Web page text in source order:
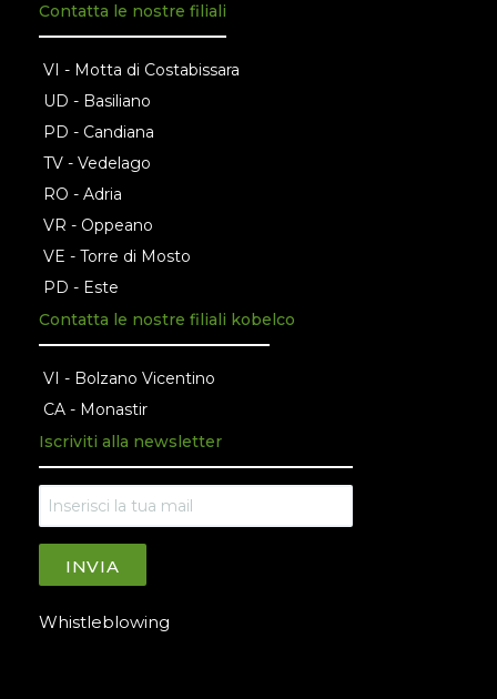
Contatta le nostre filiali
VI - Motta di Costabissara
UD - Basiliano
PD - Candiana
TV - Vedelago
RO - Adria
VR - Oppeano
VE - Torre di Mosto
PD - Este
Contatta le nostre filiali kobelco
VI - Bolzano Vicentino
CA - Monastir
Iscriviti alla newsletter
INVIA
Whistleblowing